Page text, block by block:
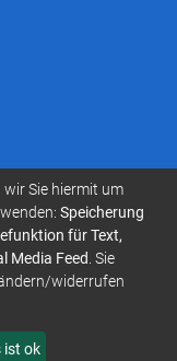
Sie hiermit um
Speicherung
für Text,
Media Feed. Sie
widerrufen
ist ok